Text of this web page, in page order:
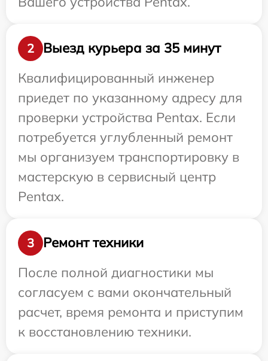
2
Выезд курьера за 35 минут
Квалифицированный инженер
приедет по указанному адресу для
проверки устройства Pentax. Если
потребуется углубленный ремонт
мы организуем транспортировку в
мастерскую в сервисный центр
Pentax.
3
Ремонт техники
После полной диагностики мы
согласуем с вами окончательный
расчет, время ремонта и приступим
к восстановлению техники.